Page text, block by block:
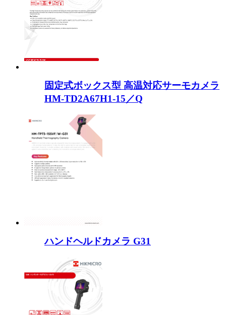
固定式ボックス型 高温対応サーモカメラ
HM-TD2A67H1-15／Q
ハンドヘルドカメラ G31